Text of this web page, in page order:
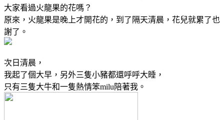
大家看過火龍果的花嗎？
原來，火龍果是晚上才開花的，到了隔天清晨，花兒就累了也
謝了。
次日清晨，
我起了個大早，另外三隻小豬都還呼呼大睡，
只有三隻大牛和一隻熱情笨milu陪著我。